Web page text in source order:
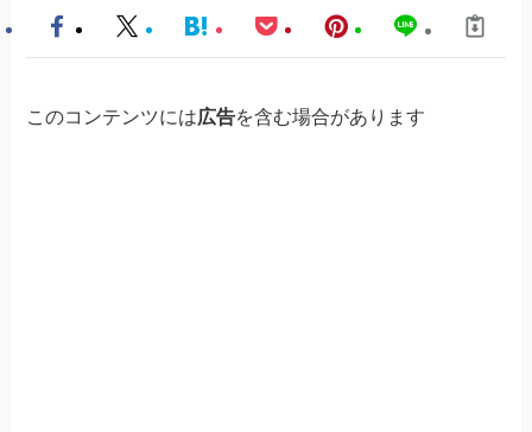
このコンテンツには広告を含む場合があります